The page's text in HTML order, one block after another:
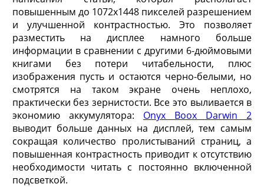
повышенным до 1072х1448 пикселей разрешением
и улучшенной контрастностью. Это позволяет
разместить на дисплее намного больше
информации в сравнении с другими 6-дюймовыми
книгами без потери читабельности, плюс
изображения пусть и остаются черно-белыми, но
смотрятся на таком экране очень неплохо,
практически без зернистости. Все это выливается в
экономию аккумулятора: Onyx Boox Darwin 2
выводит больше данных на дисплей, тем самым
сокращая количество пролистываний страниц, а
повышенная контрастность приводит к отсутствию
необходимости читать с постоянно включенной
подсветкой.